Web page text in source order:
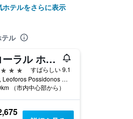
テルをさらに表示
ル
コーラル ホテル アテネ
星
すばらしい 9.1
35, Leoforos Possidonos Avenue, パレオ・ファリロ, ギリシャ
（市内中心部から）